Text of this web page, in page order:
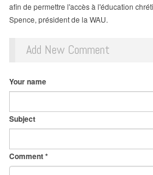
afin de permettre l'accès à l'éducation
Spence, président de la WAU.
Add New Comment
Your name
Subject
Comment*